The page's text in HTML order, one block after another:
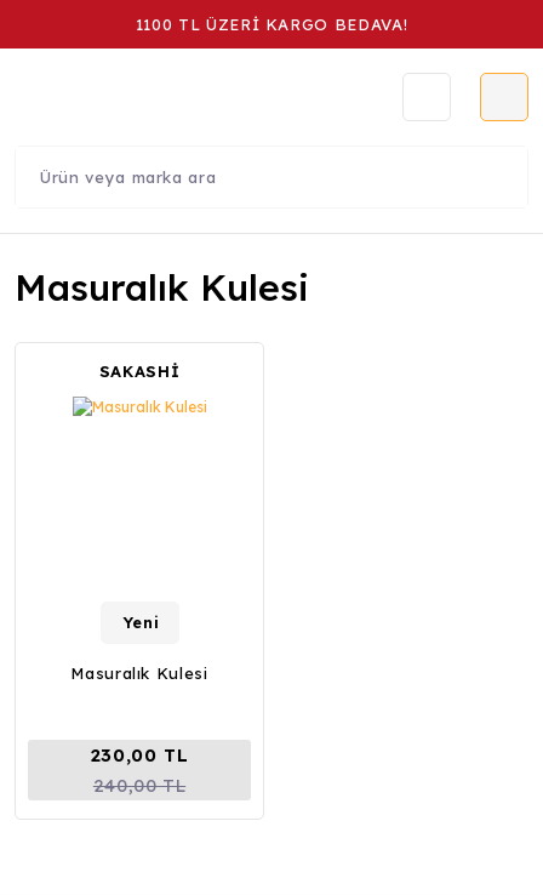
1100 TL ÜZERİ KARGO BEDAVA!
Masuralık Kulesi
SAKASHİ
Yeni
Masuralık Kulesi
230,00 TL
240,00 TL